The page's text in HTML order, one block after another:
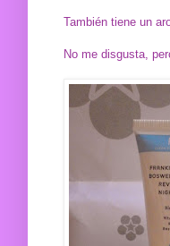
También tiene un
No me disgusta,